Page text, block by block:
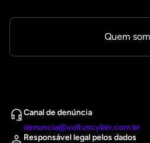
Quem
Canal de denúncia
denuncia@vultuscyber.com.br
Responsável legal pelos dados